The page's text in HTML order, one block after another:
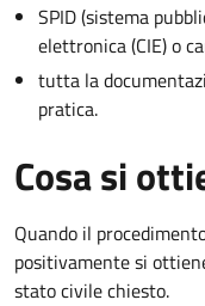
SPID (sistema
elettronica (CIE) o
tutta la
pratica.
Cosa si
Quando il
positivamente si
stato civile chiesto.